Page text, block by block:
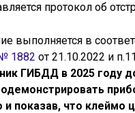
протокол об
выполняется в
1882 от 21.10.2022 и
ГИБДД в 2025 году
показав, что клеймо